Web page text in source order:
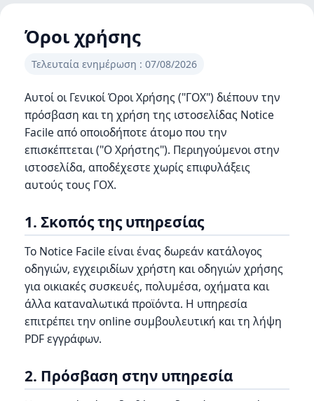
Όροι χρήσης
Τελευταία ενημέρωση : 07/08/2026
Αυτοί οι Γενικοί Όροι Χρήσης ("ΓΟΧ") διέπουν την
πρόσβαση και τη χρήση της ιστοσελίδας Notice
Facile από οποιοδήποτε άτομο που την
επισκέπτεται ("Ο Χρήστης"). Περιηγούμενοι στην
ιστοσελίδα, αποδέχεστε χωρίς επιφυλάξεις
αυτούς τους ΓΟΧ.
1. Σκοπός της υπηρεσίας
Το Notice Facile είναι ένας δωρεάν κατάλογος
οδηγιών, εγχειριδίων χρήστη και οδηγιών χρήσης
για οικιακές συσκευές, πολυμέσα, οχήματα και
άλλα καταναλωτικά προϊόντα. Η υπηρεσία
επιτρέπει την online συμβουλευτική και τη λήψη
PDF εγγράφων.
2. Πρόσβαση στην υπηρεσία